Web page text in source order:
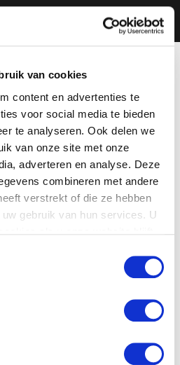
van cookies
content en advertenties te
voor social media te bieden
te analyseren. Ook delen we
van onze site met onze
adverteren en analyse. Deze
combineren met andere
verstrekt of die ze hebben
gebruik van hun services. U